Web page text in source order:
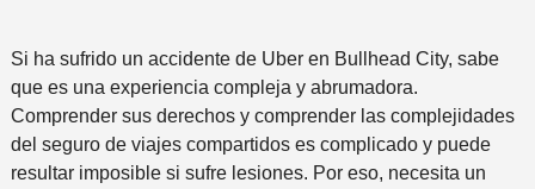
Si ha sufrido un accidente de Uber en Bullhead City, sabe
que es una experiencia compleja y abrumadora.
Comprender sus derechos y comprender las complejidades
del seguro de viajes compartidos es complicado y puede
resultar imposible si sufre lesiones. Por eso, necesita un